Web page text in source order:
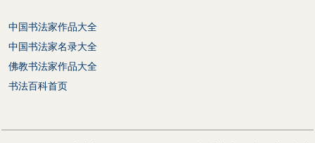
中国书法家作品大全
中国书法家名录大全
佛教书法家作品大全
书法百科首页